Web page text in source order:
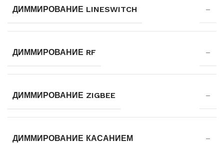
ДИММИРОВАНИЕ LINESWITCH –
ДИММИРОВАНИЕ RF –
ДИММИРОВАНИЕ ZIGBEE –
ДИММИРОВАНИЕ КАСАНИЕМ –